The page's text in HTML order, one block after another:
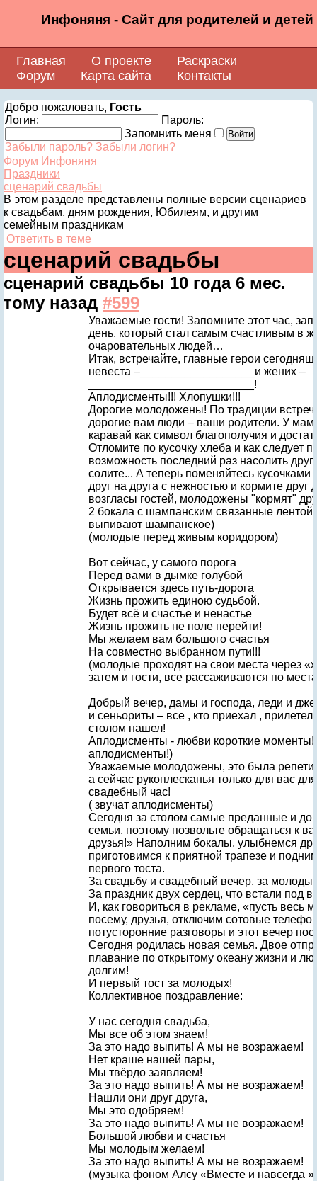
Инфоняня - Сайт для родителей и детей
Главная О проекте
Раскраски
Форум
Карта сайта Контакты
Добро пожаловать, Гость
Логин:
Пароль:
Запомнить меня
Забыли пароль? Забыли логин?
Форум Инфоняня
Праздники
сценарий свадьбы
В этом разделе представлены полные версии сценариев
к свадьбам, дням рождения, Юбилеям, и другим
семейным праздникам
Ответить в теме
сценарий свадьбы
сценарий свадьбы 10 года 6 мес.
тому назад #599
Уважаемые гости! Запомните этот час,
день, который стал самым счастливым в
очаровательных людей…
Итак, встречайте, главные герои
невеста –__________________и жених –
__________________________!
Аплодисменты!!! Хлопушки!!!
Дорогие молодожены! По традиции
дорогие вам люди – ваши родители. У
каравай как символ благополучия и
Отломите по кусочку хлеба и как следует
возможность последний раз насолить
солите... А теперь поменяйтесь кусочками
друг на друга с нежностью и кормите друг
возгласы гостей, молодожены "кормят"
2 бокала с шампанским связанные
выпивают шампанское)
(молодые перед живым коридором)
Вот сейчас, у самого порога
Перед вами в дымке голубой
Открывается здесь путь-дорога
Жизнь прожить единою судьбой.
Будет всё и счастье и ненастье
Жизнь прожить не поле перейти!
Мы желаем вам большого счастья
На совместно выбранном пути!!!
(молодые проходят на свои места через
затем и гости, все рассаживаются по
Добрый вечер, дамы и господа, леди и
и сеньориты – все , кто приехал ,
столом нашел!
Аплодисменты - любви короткие моменты!
аплодисменты!)
Уважаемые молодожены, это была
а сейчас рукоплесканья только для вас
свадебный час!
( звучат аплодисменты)
Сегодня за столом самые преданные и
семьи, поэтому позвольте обращаться к
друзья!» Наполним бокалы, улыбнемся
приготовимся к приятной трапезе и
первого тоста.
За свадьбу и свадебный вечер, за молодых
За праздник двух сердец, что встали под
И, как говориться в рекламе, «пусть весь
посему, друзья, отключим сотовые
потусторонние разговоры и этот вечер
Сегодня родилась новая семья. Двое
плавание по открытому океану жизни и
долгим!
И первый тост за молодых!
Коллективное поздравление:
У нас сегодня свадьба,
Мы все об этом знаем!
За это надо выпить! А мы не возражаем!
Нет краше нашей пары,
Мы твёрдо заявляем!
За это надо выпить! А мы не возражаем!
Нашли они друг друга,
Мы это одобряем!
За это надо выпить! А мы не возражаем!
Большой любви и счастья
Мы молодым желаем!
За это надо выпить! А мы не возражаем!
(музыка фоном Алсу «Вместе и навсегда »